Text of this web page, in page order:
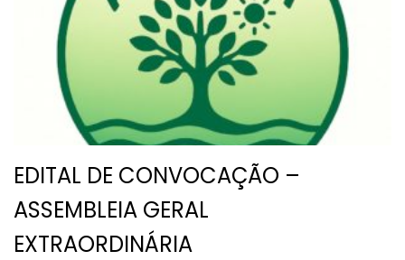
EDITAL DE CONVOCAÇÃO –
ASSEMBLEIA GERAL
EXTRAORDINÁRIA